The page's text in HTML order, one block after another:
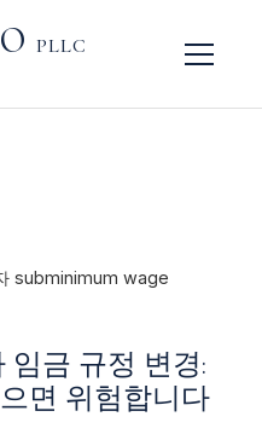
PLLC
subminimum wage
임금 규정 변경:
면 위험합니다